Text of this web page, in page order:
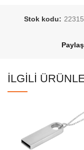
Stok kodu:
Paylaş
İLGILI